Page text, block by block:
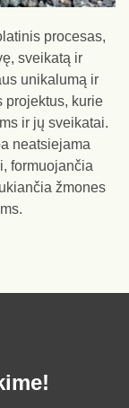
procesas,
sveikatą ir
unikalumą ir
projektus, kurie
ir jų sveikatai.
neatsiejama
formuojančia
žmones